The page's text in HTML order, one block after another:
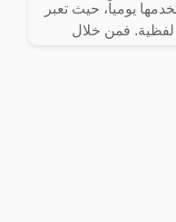
يومياً، حيث تعبر
لفظية. فمن خلال